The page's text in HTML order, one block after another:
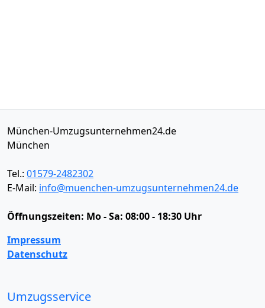
München-Umzugsunternehmen24.de
München
Tel.: 01579-2482302
E-Mail: info@muenchen-umzugsunternehmen24.de
Öffnungszeiten: Mo - Sa: 08:00 - 18:30 Uhr
Impressum
Datenschutz
Umzugsservice